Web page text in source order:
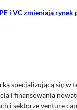
PE i VC zmieniają
ARTYKUŁU -
specjalizującą się
i finansowania
i sektorze venture